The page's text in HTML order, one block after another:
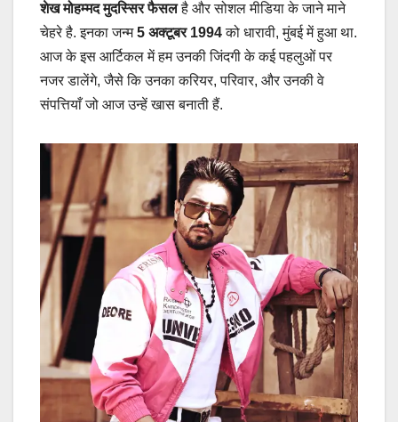
शेख मोहम्मद मुदस्सिर फैसलहै और सोशल मीडिया के जाने माने
चेहरे है. इनका जन्म5 अक्टूबर 1994को धारावी, मुंबई में हुआ था.
आज के इस आर्टिकल में हम उनकी जिंदगी के कई पहलुओं पर
नजर डालेंगे, जैसे कि उनका करियर, परिवार, और उनकी वे
संपत्तियाँ जो आज उन्हें खास बनाती हैं.